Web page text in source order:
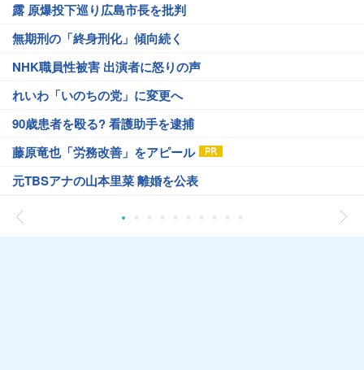
露 原爆投下巡り広島市長を批判
無期刑の「終身刑化」傾向続く
NHK職員性被害 出演者に怒りの声
れいわ「いのちの党」に変更へ
90歳患者を殴る? 看護助手を逮捕
藤原竜也「労務改善」をアピール
元TBSアナの山本里菜 離婚を公表